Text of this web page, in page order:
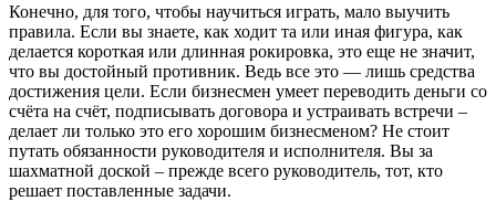
Конечно, для того, чтобы научиться играть, мало выучить
правила. Если вы знаете, как ходит та или иная фигура, как
делается короткая или длинная рокировка, это еще не значит,
что вы достойный противник. Ведь все это — лишь средства
достижения цели. Если бизнесмен умеет переводить деньги со
счёта на счёт, подписывать договора и устраивать встречи –
делает ли только это его хорошим бизнесменом? Не стоит
путать обязанности руководителя и исполнителя. Вы за
шахматной доской – прежде всего руководитель, тот, кто
решает поставленные задачи.